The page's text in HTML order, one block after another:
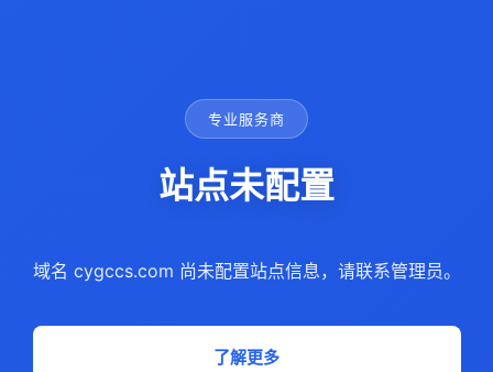
专业服务商
站点未配置
域名 cygccs.com 尚未配置站点信息，请联系管理员。
了解更多